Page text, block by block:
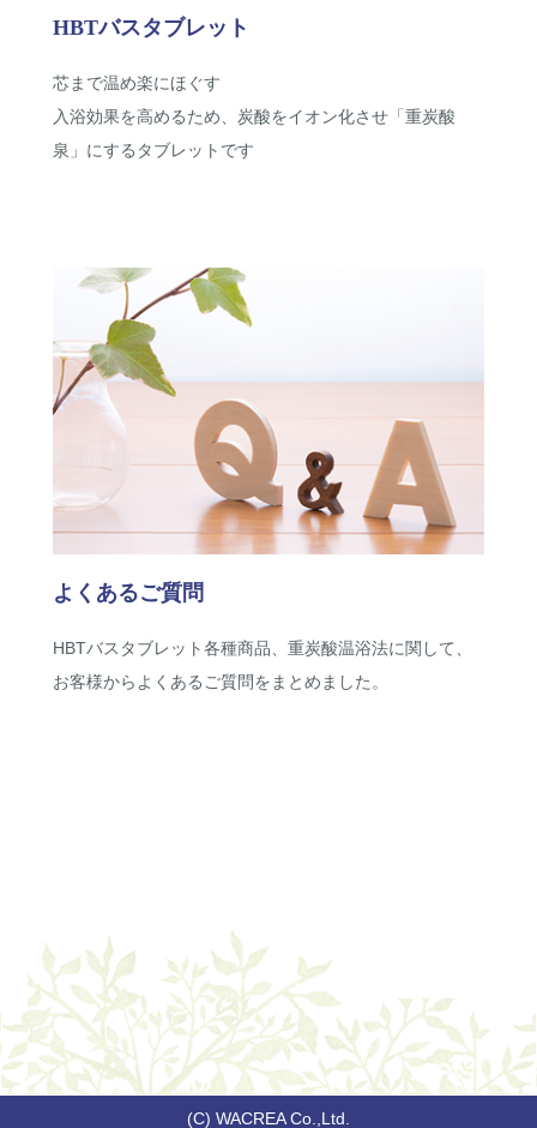
HBTバスタブレット
芯まで温め楽にほぐす
入浴効果を高めるため、炭酸をイオン化させ「重炭酸
泉」にするタブレットです
よくあるご質問
HBTバスタブレット各種商品、重炭酸温浴法に関して、
お客様からよくあるご質問をまとめました。
(C) WACREA Co.,Ltd.